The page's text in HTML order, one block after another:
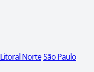
Litoral NorteSão Paulo